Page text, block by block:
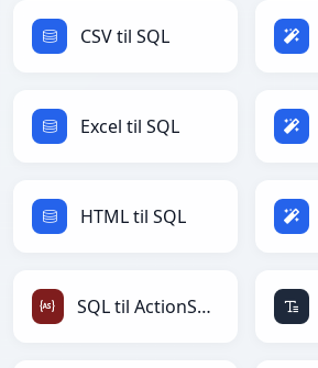
CSV til SQL
Excel til SQL
HTML til SQL
SQL til ActionScript